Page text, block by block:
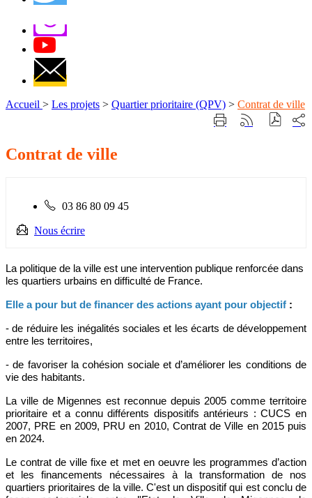
Accueil > Les projets > Quartier prioritaire (QPV) > Contrat de ville
ImprimerGénérer
sur
Contrat de ville
Téléphone
:
03 86 80 09 45
Nous écrire
La politique de la ville est une intervention publique renforcée dans
les quartiers urbains en difficulté de France.
Elle a pour but de financer des actions ayant pour objectif :
- de réduire les inégalités sociales et les écarts de développement
entre les territoires,
- de favoriser la cohésion sociale et d’améliorer les conditions de
vie des habitants.
La ville de Migennes est reconnue depuis 2005 comme territoire
prioritaire et a connu différents dispositifs antérieurs : CUCS en
2007, PRE en 2009, PRU en 2010, Contrat de Ville en 2015 puis
en 2024.
Le contrat de ville fixe et met en oeuvre les programmes d’action
et les financements nécessaires à la transformation de nos
quartiers prioritaires de la ville. C'est un dispositif qui est conclu de